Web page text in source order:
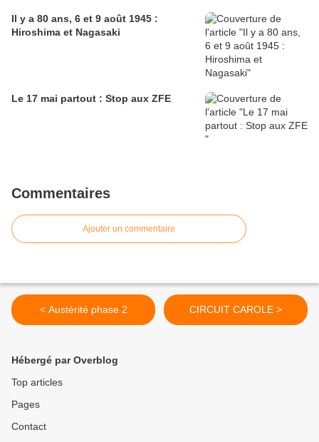
Il y a 80 ans, 6 et 9 août 1945 :
Hiroshima et Nagasaki
Le 17 mai partout : Stop aux ZFE
Commentaires
Ajouter un commentaire
< Austérité phase 2 CIRCUIT CAROLE >
Hébergé par Overblog
Top articles
Pages
Contact